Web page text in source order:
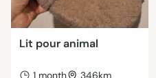
Lit pour animal
1 month 346km